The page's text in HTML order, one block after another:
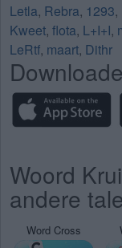
Letla, Rebra, 1293,
Kweet, flota, L+I+I,
LeRtf, maart, Dithr
Woord
andere
Word Cross